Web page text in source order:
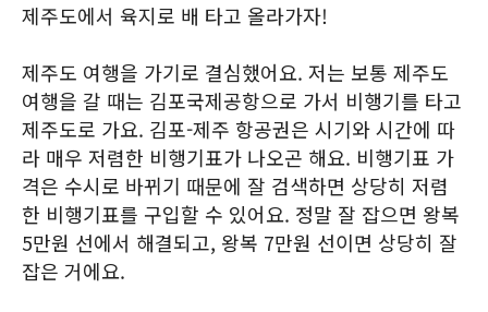
제주도에서 육지로 배 타고 올라가자!
제주도 여행을 가기로 결심했어요. 저는 보통 제주도
여행을 갈 때는 김포국제공항으로 가서 비행기를 타고
제주도로 가요. 김포-제주 항공권은 시기와 시간에 따
라 매우 저렴한 비행기표가 나오곤 해요. 비행기표 가
격은 수시로 바뀌기 때문에 잘 검색하면 상당히 저렴
한 비행기표를 구입할 수 있어요. 정말 잘 잡으면 왕복
5만원 선에서 해결되고, 왕복 7만원 선이면 상당히 잘
잡은 거에요.